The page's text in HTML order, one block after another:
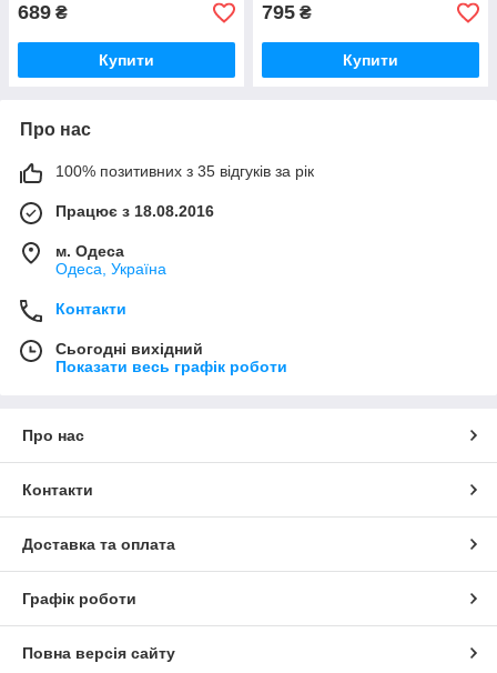
689 ₴
Купити
795 ₴
Купити
Про нас
100% позитивних з 35 відгуків за рік
Працює з 18.08.2016
м. Одеса
Одеса, Україна
Контакти
Сьогодні вихідний
Показати весь графік роботи
Про нас
Контакти
Доставка та оплата
Графік роботи
Повна версія сайту